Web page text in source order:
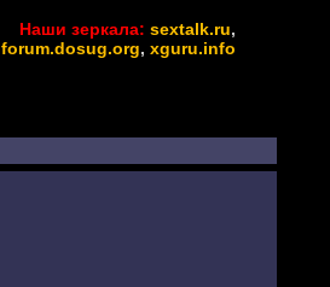
Наши зеркала: sextalk.ru,
forum.dosug.org, xguru.info